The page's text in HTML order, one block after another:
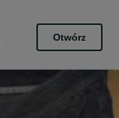
Otwórz